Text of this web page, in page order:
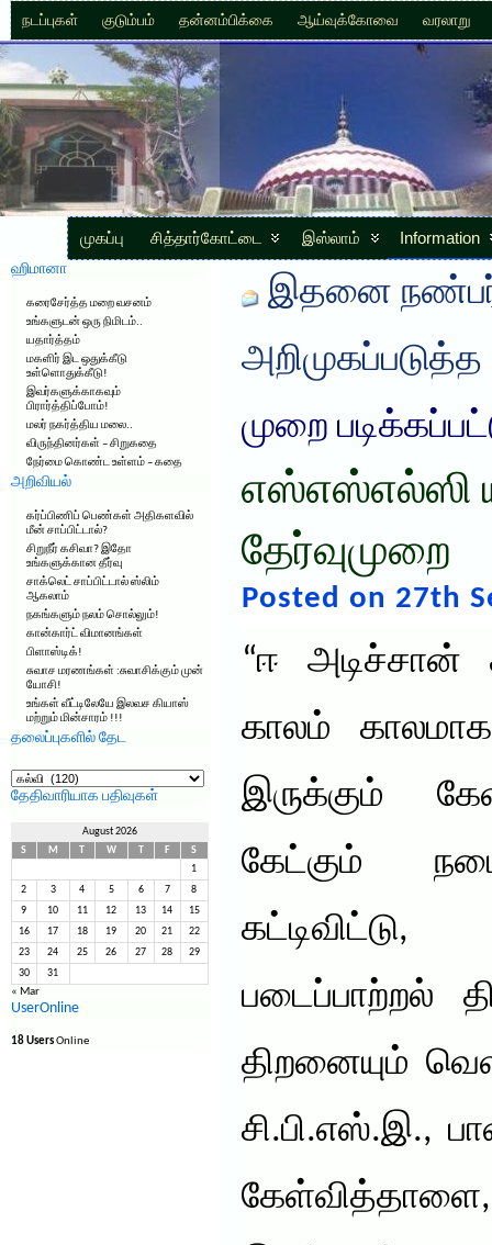
நடப்புகள் குடும்பம் தன்னம்பிக்கை ஆய்வுக்கோவை வரலாறு
முகப்பு சித்தார்கோட்டை இஸ்லாம் Information
ஹிமானா
கரைசேர்த்த மறை வசனம்
உங்களுடன் ஒரு நிமிடம்..
யதார்த்தம்
மகளிர் இட ஒதுக்கீடு
உள்ளொதுக்கீடு!
இவர்களுக்காகவும்
பிரார்த்திப்போம்!
மலர் நகர்த்திய மலை..
விருந்தினர்கள் – சிறுகதை
நேர்மை கொண்ட உள்ளம் – கதை
அறிவியல்
கர்ப்பிணிப் பெண்கள் அதிகளவில்
மீன் சாப்பிட்டால்?
சிறுநீர் கசிவா? இதோ
உங்களுக்கான தீர்வு
சாக்லெட் சாப்பிட்டால் ஸ்லிம்
ஆகலாம்
நகங்களும் நலம் சொல்லும்!
கான்கார்ட் விமானங்கள்
பிளாஸ்டிக்!
சுவாச மரணங்கள் :சுவாசிக்கும் முன்
யோசி!
உங்கள் வீட்டிலேயே இலவச கியாஸ்
மற்றும் மின்சாரம் !!!
தலைப்புகளில் தேட
தலைப்புகளில்
தேட
தேதிவாரியாக பதிவுகள்
August 2026
S
M W F
S
1
2 3 4 5 6 7 8
9 10 11 12 13 14 15
16 17 18 19 20 21 22
23 24 25 26 27 28 29
30 31
« Mar
UserOnline
18 UsersOnline
இதனை
அறிமுகப்படுத்த
முறை
எஸ்எஸ்எல்ஸி
தேர்வுமுறை
Posted on 27th
“ஈ அடிச்சான்
காலம்
இருக்கும்
கேட்கும்
படைப்பாற்றல்
திறனையும்
சி.பி.எஸ்.இ.,